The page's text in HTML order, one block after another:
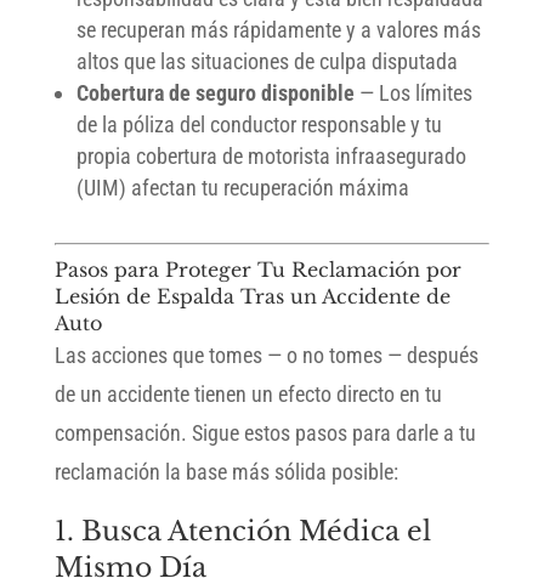
se recuperan más rápidamente y a valores más
altos que las situaciones de culpa disputada
Cobertura de seguro disponible — Los límites
de la póliza del conductor responsable y tu
propia cobertura de motorista infraasegurado
(UIM) afectan tu recuperación máxima
Pasos para Proteger Tu Reclamación por
Lesión de Espalda Tras un Accidente de
Auto
Las acciones que tomes — o no tomes — después
de un accidente tienen un efecto directo en tu
compensación. Sigue estos pasos para darle a tu
reclamación la base más sólida posible:
1. Busca Atención Médica el
Mismo Día